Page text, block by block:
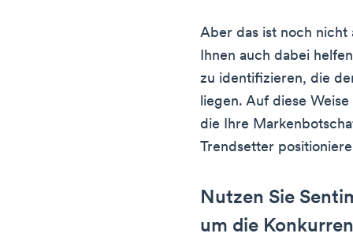
Aber das ist noch nicht
Ihnen auch dabei
zu identifizieren, die
liegen. Auf diese
die Ihre
Trendsetter
Nutzen Sie
um die